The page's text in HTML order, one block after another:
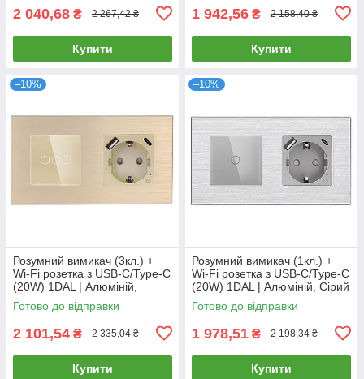
2 040,68 ₴ 2 267,42 ₴
Купити
1 942,56 ₴ 2 158,40 ₴
Купити
–10%
Розумний вимикач (3кл.) +
Wi-Fi розетка з USB-C/Type-C
(20W) 1DAL | Алюміній,
Золото (A157-GSW3G.WF-
STUTC.WF.GD)
Готово до відправки
2 101,54 ₴ 2 335,04 ₴
Купити
–10%
Розумний вимикач (1кл.) +
Wi-Fi розетка з USB-C/Type-C
(20W) 1DAL | Алюміній, Сірий
(A157-GSW1G.WF-
STUTC.WF.GR)
Готово до відправки
1 978,51 ₴ 2 198,34 ₴
Купити